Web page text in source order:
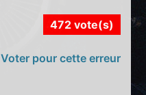
472 vote(s)
Voter pour cette erreur